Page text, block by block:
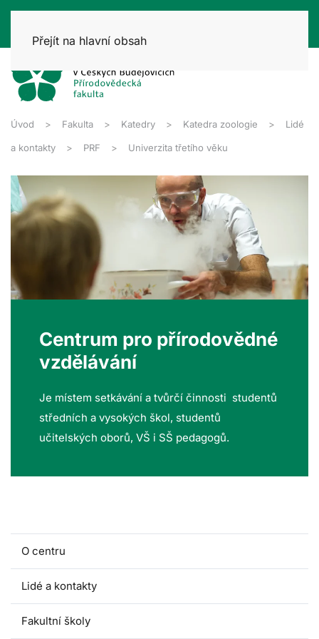
Přejít na hlavní obsah
Úvod Fakulta Katedry Katedra zoologie Lidé
a kontakty PRF Univerzita třetího věku
Centrum pro přírodovědné
vzdělávání
Je místem setkávání a tvůrčí činnosti studentů
středních a vysokých škol, studentů
učitelských oborů, VŠ i SŠ pedagogů.
O centru
Lidé a kontakty
Fakultní školy